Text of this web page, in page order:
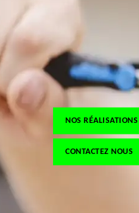
NOS RÉALISATIONS
CONTACTEZ NOUS